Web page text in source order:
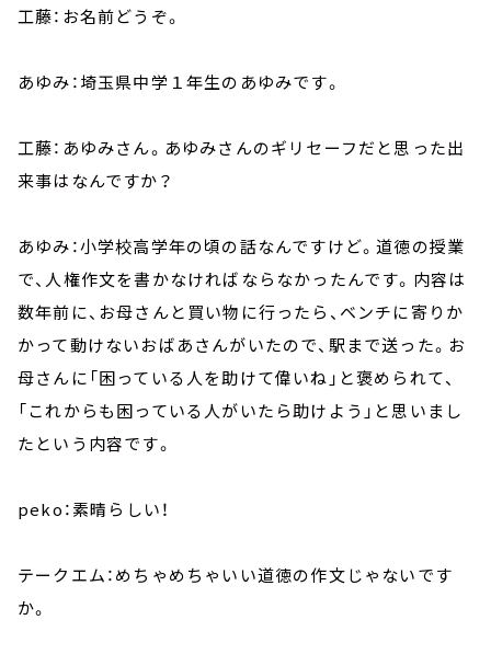
工藤：お名前どうぞ。
あゆみ：埼玉県中学１年生のあゆみです。
工藤：あゆみさん。あゆみさんのギリセーフだと思った出
来事はなんですか？
あゆみ：小学校高学年の頃の話なんですけど。道徳の授業
で、人権作文を書かなければならなかったんです。内容は
数年前に、お母さんと買い物に行ったら、ベンチに寄りか
かって動けないおばあさんがいたので、駅まで送った。お
母さんに「困っている人を助けて偉いね」と褒められて、
「これからも困っている人がいたら助けよう」と思いまし
たという内容です。
peko：素晴らしい！
テークエム：めちゃめちゃいい道徳の作文じゃないです
か。